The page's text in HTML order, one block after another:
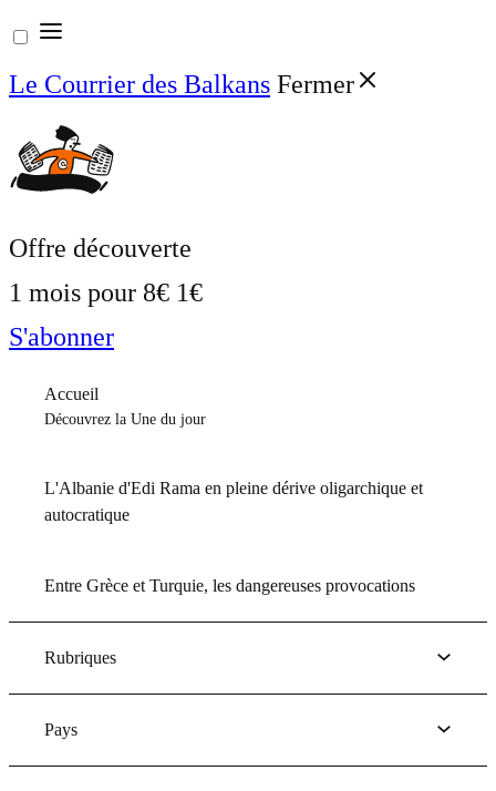
Aller
au
contenu
Le Courrier des Balkans Fermer
Offre découverte
1 mois pour 8€ 1€
S'abonner
Accueil
Découvrez la Une du jour
L'Albanie d'Edi Rama en pleine dérive oligarchique et
autocratique
Entre Grèce et Turquie, les dangereuses provocations
Rubriques
Pays